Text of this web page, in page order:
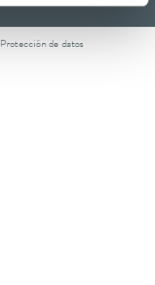
Protección de datos